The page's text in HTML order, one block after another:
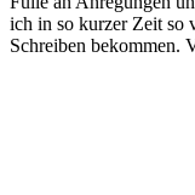
ich in so kurzer Zeit so
Schreiben bekommen.